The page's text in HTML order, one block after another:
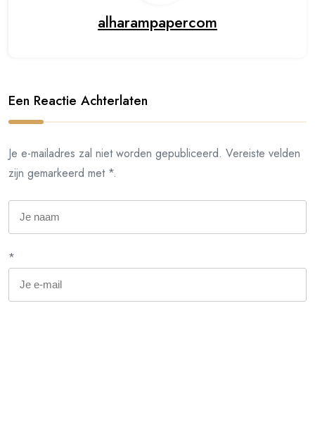
alharampapercom
Een Reactie Achterlaten
Je e-mailadres zal niet worden gepubliceerd. Vereiste velden
zijn gemarkeerd met *.
*